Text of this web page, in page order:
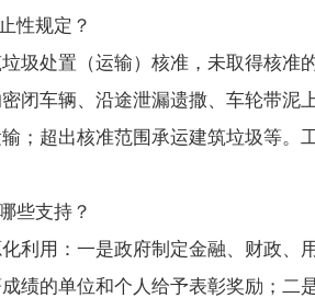
性规定？
圾处置（运输）核准，未取得核准
闭车辆、沿途泄漏遗撒、车轮带泥
；超出核准范围承运建筑垃圾等。
些支持？
利用：一是政府制定金融、财政、用
绩的单位和个人给予表彰奖励；二